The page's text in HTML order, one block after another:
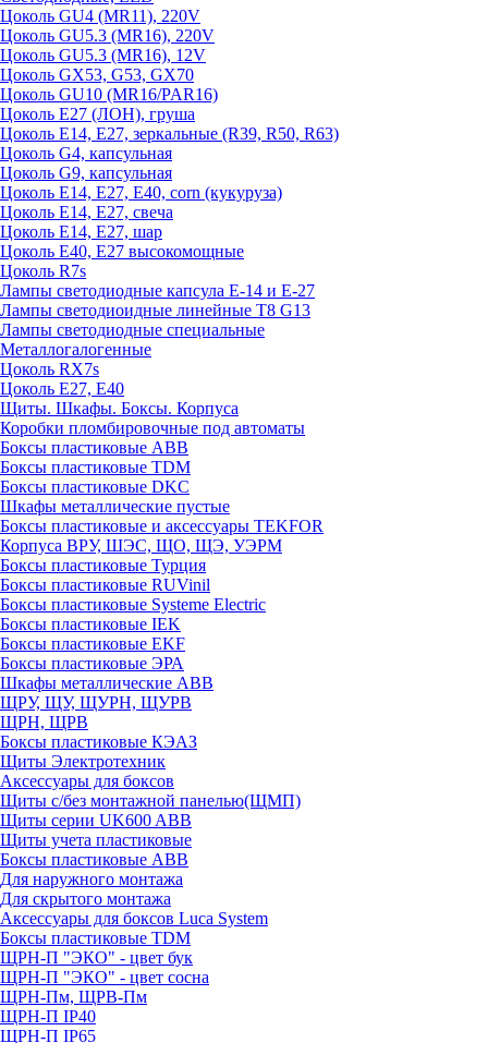
Цоколь GU4 (MR11), 220V
Цоколь GU5.3 (MR16), 220V
Цоколь GU5.3 (MR16), 12V
Цоколь GX53, G53, GX70
Цоколь GU10 (MR16/PAR16)
Цоколь Е27 (ЛОН), груша
Цоколь Е14, Е27, зеркальные (R39, R50, R63)
Цоколь G4, капсульная
Цоколь G9, капсульная
Цоколь Е14, Е27, Е40, corn (кукуруза)
Цоколь Е14, Е27, свеча
Цоколь Е14, Е27, шар
Цоколь Е40, Е27 высокомощные
Цоколь R7s
Лампы светодиодные капсула Е-14 и Е-27
Лампы светодиоидные линейные T8 G13
Лампы светодиодные специальные
Металлогалогенные
Цоколь RX7s
Цоколь Е27, E40
Щиты. Шкафы. Боксы. Корпуса
Коробки пломбировочные под автоматы
Боксы пластиковые ABB
Боксы пластиковые TDM
Боксы пластиковые DKC
Шкафы металлические пустые
Боксы пластиковые и аксессуары TEKFOR
Корпуса ВРУ, ШЭС, ЩО, ЩЭ, УЭРМ
Боксы пластиковые Турция
Боксы пластиковые RUVinil
Боксы пластиковые Systeme Electric
Боксы пластиковые IEK
Боксы пластиковые EKF
Боксы пластиковые ЭРА
Шкафы металлические ABB
ЩРУ, ЩУ, ЩУРН, ЩУРВ
ЩРН, ЩРВ
Боксы пластиковые КЭАЗ
Щиты Электротехник
Аксессуары для боксов
Щиты с/без монтажной панелью(ЩМП)
Щиты серии UK600 ABB
Щиты учета пластиковые
Боксы пластиковые ABB
Для наружного монтажа
Для скрытого монтажа
Аксессуары для боксов Luca System
Боксы пластиковые TDM
ЩРН-П "ЭКО" - цвет бук
ЩРН-П "ЭКО" - цвет сосна
ЩРН-Пм, ЩРВ-Пм
ЩРН-П IP40
ЩРН-П IP65